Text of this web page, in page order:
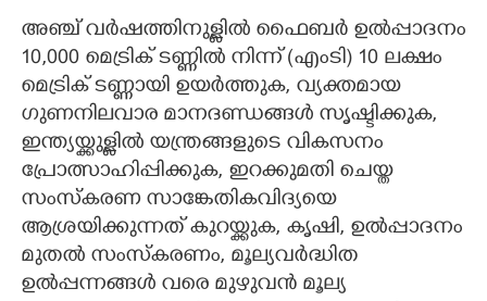
അഞ്ച് വർഷത്തിനുള്ളിൽ ഫൈബർ ഉൽപ്പാദനം
10,000 മെട്രിക് ടണ്ണിൽ നിന്ന് (എംടി) 10 ലക്ഷം
മെട്രിക് ടണ്ണായി ഉയർത്തുക, വ്യക്തമായ
ഗുണനിലവാര മാനദണ്ഡങ്ങൾ സൃഷ്ടിക്കുക,
ഇന്ത്യയ്ക്കുള്ളിൽ യന്ത്രങ്ങളുടെ വികസനം
പ്രോത്സാഹിപ്പിക്കുക, ഇറക്കുമതി ചെയ്ത
സംസ്കരണ സാങ്കേതികവിദ്യയെ
ആശ്രയിക്കുന്നത് കുറയ്ക്കുക, കൃഷി, ഉൽപ്പാദനം
മുതൽ സംസ്കരണം, മൂല്യവർദ്ധിത
ഉൽപ്പന്നങ്ങൾ വരെ മുഴുവൻ മൂല്യ